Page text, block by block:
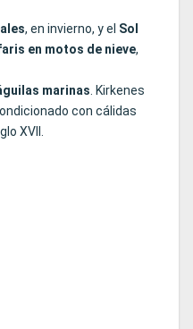
, en invierno, y el Sol
en motos de nieve,
marinas . Kirkenes
con cálidas
XVII.